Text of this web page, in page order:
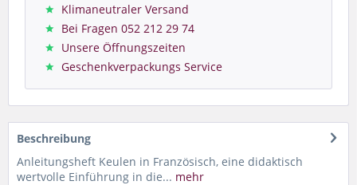
Klimaneutraler Versand
Bei Fragen 052 212 29 74
Unsere Öffnungszeiten
Geschenkverpackungs Service
Beschreibung
Anleitungsheft Keulen in Französisch, eine didaktisch
wertvolle Einführung in die... mehr